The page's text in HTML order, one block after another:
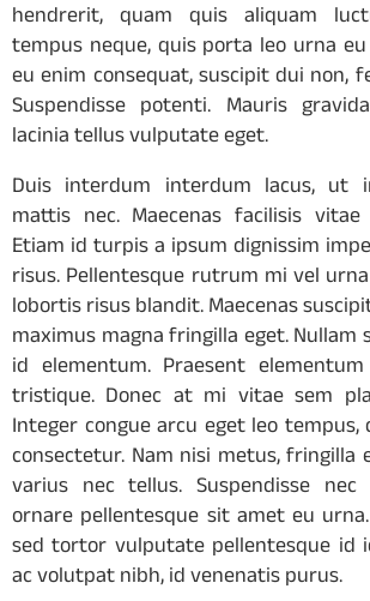
hendrerit, quam quis aliquam
tempus neque, quis porta leo urna
eu enim consequat, suscipit dui non,
Suspendisse potenti. Mauris
lacinia tellus vulputate eget.
Duis interdum interdum lacus, ut
mattis nec. Maecenas facilisis
Etiam id turpis a ipsum dignissim
risus. Pellentesque rutrum mi vel
lobortis risus blandit. Maecenas
maximus magna fringilla eget. Nullam
id elementum. Praesent
tristique. Donec at mi vitae sem
Integer congue arcu eget leo tempus,
consectetur. Nam nisi metus, fringilla
varius nec tellus. Suspendisse
ornare pellentesque sit amet eu
sed tortor vulputate pellentesque id
ac volutpat nibh, id venenatis purus.